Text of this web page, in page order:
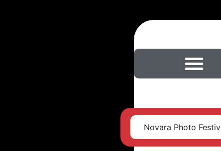
Novara Photo